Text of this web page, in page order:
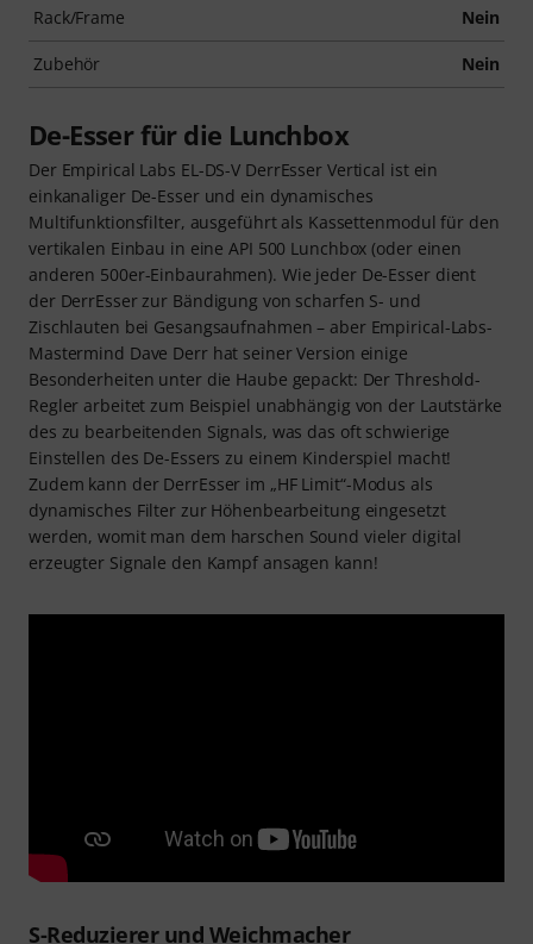
Rack/Frame Nein
Zubehör Nein
De-Esser für die Lunchbox
Der Empirical Labs EL-DS-V DerrEsser Vertical ist ein
einkanaliger De-Esser und ein dynamisches
Multifunktionsfilter, ausgeführt als Kassettenmodul für den
vertikalen Einbau in eine API 500 Lunchbox (oder einen
anderen 500er-Einbaurahmen). Wie jeder De-Esser dient
der DerrEsser zur Bändigung von scharfen S- und
Zischlauten bei Gesangsaufnahmen – aber Empirical-Labs-
Mastermind Dave Derr hat seiner Version einige
Besonderheiten unter die Haube gepackt: Der Threshold-
Regler arbeitet zum Beispiel unabhängig von der Lautstärke
des zu bearbeitenden Signals, was das oft schwierige
Einstellen des De-Essers zu einem Kinderspiel macht!
Zudem kann der DerrEsser im „HF Limit“-Modus als
dynamisches Filter zur Höhenbearbeitung eingesetzt
werden, womit man dem harschen Sound vieler digital
erzeugter Signale den Kampf ansagen kann!
S-Reduzierer und Weichmacher